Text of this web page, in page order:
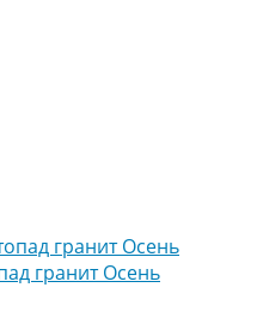
гранит Осень